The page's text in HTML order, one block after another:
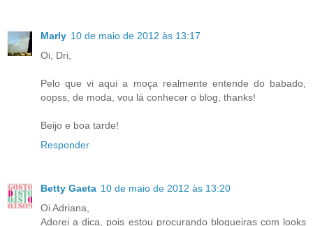
Marly 10 de maio de 2012 às 13:17
Oi, Dri,
Pelo que vi aqui a moça realmente entende do babado,
oopss, de moda, vou lá conhecer o blog, thanks!
Beijo e boa tarde!
Responder
Betty Gaeta 10 de maio de 2012 às 13:20
Oi Adriana,
Adorei a dica, pois estou procurando blogueiras com looks